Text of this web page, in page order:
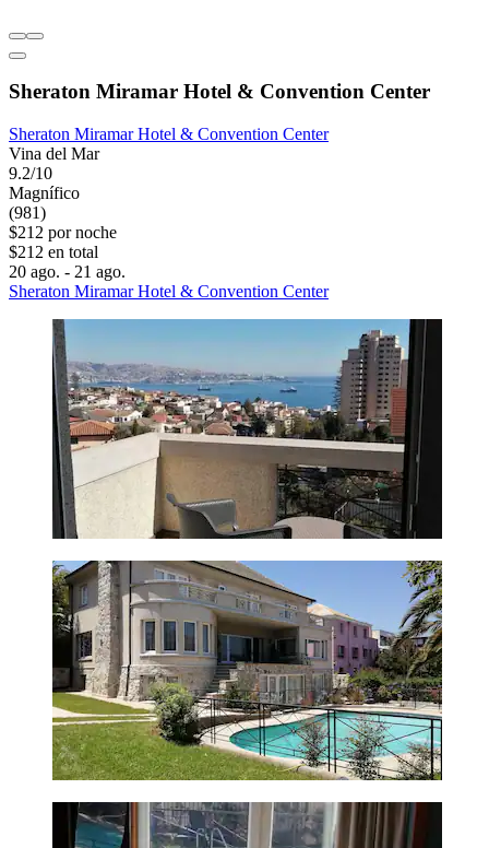
Sheraton Miramar Hotel & Convention Center
Sheraton Miramar Hotel & Convention Center
Vina del Mar
9.2/10
Magnífico
(981)
$212 por noche
$212 en total
20 ago. - 21 ago.
Sheraton Miramar Hotel & Convention Center